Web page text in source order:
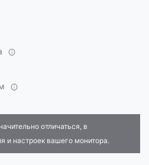
отличаться, в
и настроек вашего монитора.